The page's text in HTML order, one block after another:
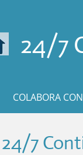
24/7
COLABORA
24/7